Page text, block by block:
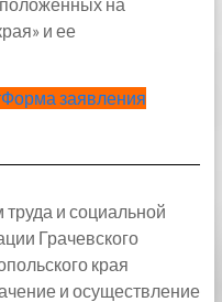
и ее
Форма заявления
и социальной
Грачевского
края
и осуществление